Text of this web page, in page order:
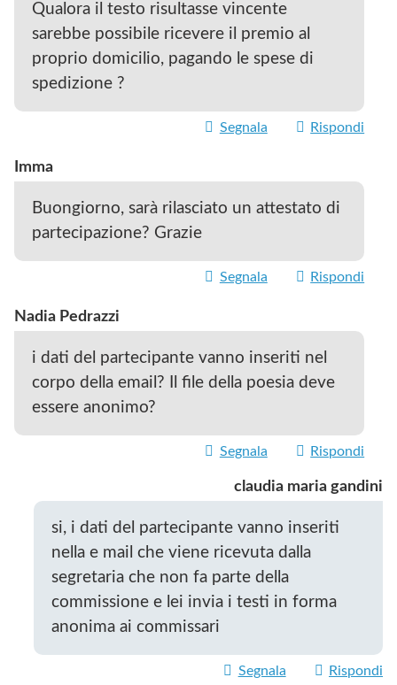
Qualora il testo risultasse vincente
sarebbe possibile ricevere il premio al
proprio domicilio, pagando le spese di
spedizione ?
Segnala Rispondi
Imma
Buongiorno, sarà rilasciato un attestato di
partecipazione? Grazie
Segnala Rispondi
Nadia Pedrazzi
i dati del partecipante vanno inseriti nel
corpo della email? Il file della poesia deve
essere anonimo?
Segnala Rispondi
claudia maria gandini
si, i dati del partecipante vanno inseriti
nella e mail che viene ricevuta dalla
segretaria che non fa parte della
commissione e lei invia i testi in forma
anonima ai commissari
Segnala Rispondi